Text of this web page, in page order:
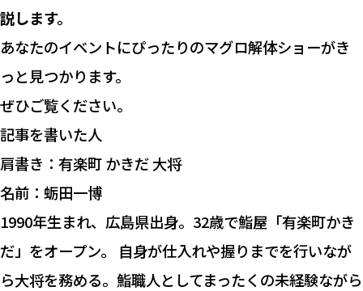
説します。
あなたのイベントにぴったりのマグロ解体ショーがき
っと見つかります。
ぜひご覧ください。
記事を書いた人
肩書き：有楽町 かきだ 大将
名前：蛎田一博
1990年生まれ、広島県出身。32歳で鮨屋「有楽町かき
だ」をオープン。 自身が仕入れや握りまでを行いなが
ら大将を務める。鮨職人としてまったくの未経験ながら